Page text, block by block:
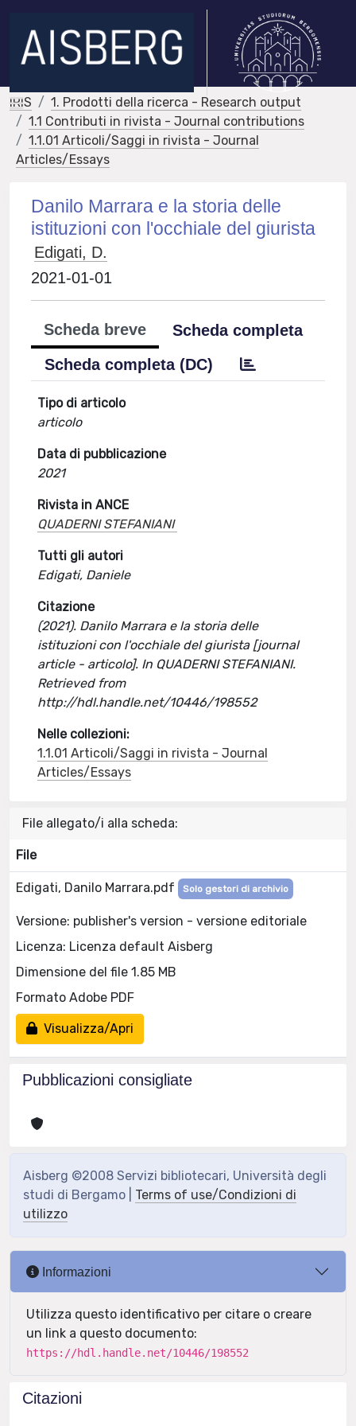
IRIS
1. Prodotti della ricerca - Research output
1.1 Contributi in rivista - Journal contributions
1.1.01 Articoli/Saggi in rivista - Journal
Articles/Essays
Danilo Marrara e la storia delle
istituzioni con l'occhiale del giurista
Edigati, D.
2021-01-01
Scheda breve
Scheda completa
Scheda completa (DC)
Tipo di articolo
articolo
Data di pubblicazione
2021
Rivista in ANCE
QUADERNI STEFANIANI
Tutti gli autori
Edigati, Daniele
Citazione
(2021). Danilo Marrara e la storia delle
istituzioni con l'occhiale del giurista [journal
article - articolo]. In QUADERNI STEFANIANI.
Retrieved from
http://hdl.handle.net/10446/198552
Nelle collezioni:
1.1.01 Articoli/Saggi in rivista - Journal
Articles/Essays
File allegato/i alla scheda:
File
Edigati, Danilo Marrara.pdf Solo gestori di archivio
Versione: publisher's version - versione editoriale
Licenza: Licenza default Aisberg
Dimensione del file 1.85 MB
Formato Adobe PDF
Visualizza/Apri
Pubblicazioni consigliate
Aisberg ©2008 Servizi bibliotecari, Università degli
studi di Bergamo | Terms of use/Condizioni di
utilizzo
Informazioni
Utilizza questo identificativo per citare o creare
un link a questo documento:
https://hdl.handle.net/10446/198552
Citazioni